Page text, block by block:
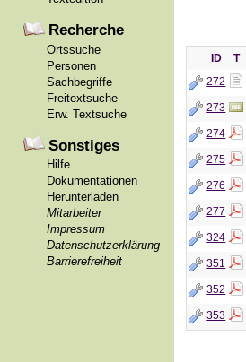
ID T
272
273
274
275
276
277
324
351
352
353
Recherche
Ortssuche
Personen
Sachbegriffe
Freitextsuche
Erw. Textsuche
Sonstiges
Hilfe
Dokumentationen
Herunterladen
Mitarbeiter
Impressum
Datenschutzerklärung
Barrierefreiheit